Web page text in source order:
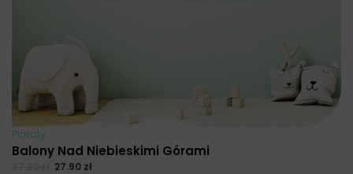
Plakaty
Balony Nad Niebieskimi Górami
27.90 zł